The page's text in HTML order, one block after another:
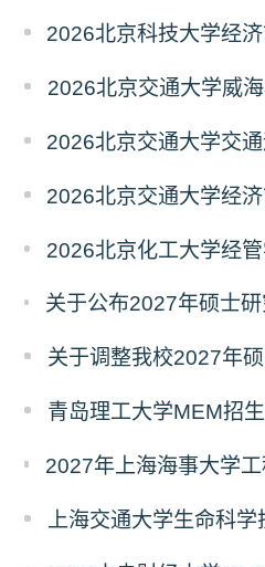
青岛理工大学MEM招